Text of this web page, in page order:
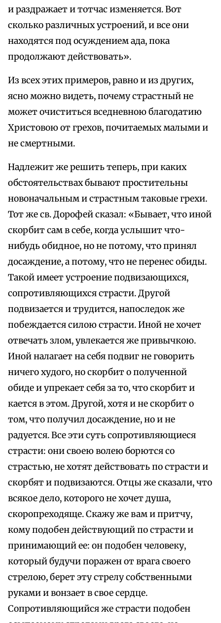
и раздражает и тотчас изменяется. Вот
сколько различных устроений, и все они
находятся под осуждением ада, пока
продолжают действовать».
Из всех этих примеров, равно и из других,
ясно можно видеть, почему страстный не
может очиститься вседневною благодатию
Христовою от грехов, почитаемых малыми и
не смертными.
Надлежит же решить теперь, при каких
обстоятельствах бывают простительны
новоначальным и страстным таковые грехи.
Тот же св. Дорофей сказал: «Бывает, что иной
скорбит сам в себе, когда услышит что-
нибудь обидное, но не потому, что принял
досаждение, а потому, что не перенес обиды.
Такой имеет устроение подвизающихся,
сопротивляющихся страсти. Другой
подвизается и трудится, напоследок же
побеждается силою страсти. Иной не хочет
отвечать злом, увлекается же привычкою.
Иной налагает на себя подвиг не говорить
ничего худого, но скорбит о полученной
обиде и упрекает себя за то, что скорбит и
кается в этом. Другой, хотя и не скорбит о
том, что получил досаждение, но и не
радуется. Все эти суть сопротивляющиеся
страсти: они своею волею борются со
страстью, не хотят действовать по страсти и
скорбят и подвизаются. Отцы же сказали, что
всякое дело, которого не хочет душа,
скоропреходяще. Скажу же вам и притчу,
кому подобен действующий по страсти и
принимающий ее: он подобен человеку,
который будучи поражен от врага своего
стрелою, берет эту стрелу собственными
руками и вонзает в свое сердце.
Сопротивляющийся же страсти подобен